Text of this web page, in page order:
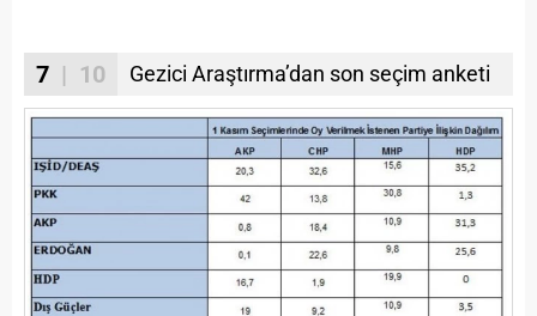
7 | 10 Gezici Araştırma’dan son seçim anketi